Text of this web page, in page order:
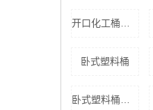
卧式塑料桶